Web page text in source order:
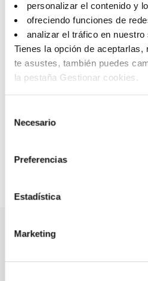
personalizar el contenido y
ofreciendo funciones de
analizar el tráfico en
Tienes la opción de
te asustes, también puedes
la pestaña Gestionar cookies.
Necesario
Preferencias
Estadística
Marketing
nuestro
Los productos valiosos para
ser devueltos a nosotros para su
ubicación).
Evitar añadir residuos al medio
Compre productos reciclados a
Descubra más sobre